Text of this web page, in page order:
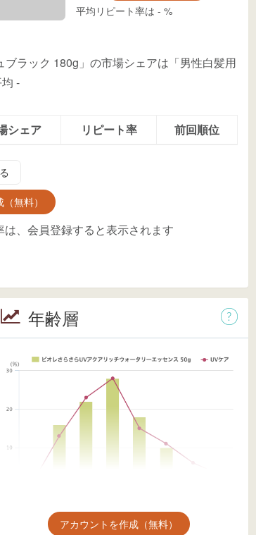
平均リピート率は - %
ブラック 180g」の市場シェアは「男性白髪用
-
シェア リピート率 前回順位
無料）
、会員登録すると表示されます
年齢層
アカウントを作成（無料）